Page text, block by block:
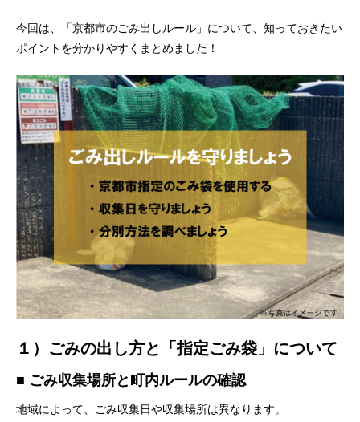
今回は、「京都市のごみ出しルール」について、知っておきたい
ポイントを分かりやすくまとめました！
１）ごみの出し方と「指定ごみ袋」について
■ ごみ収集場所と町内ルールの確認
地域によって、ごみ収集日や収集場所は異なります。